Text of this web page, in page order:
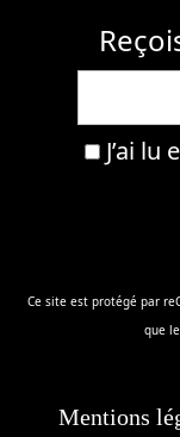
J’ai lu
Ce site est protégé par
que
Mentions